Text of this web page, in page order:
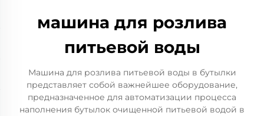
машина для розлива
питьевой воды
Машина для розлива питьевой воды в бутылки
представляет собой важнейшее оборудование,
предназначенное для автоматизации процесса
наполнения бутылок очищенной питьевой водой в